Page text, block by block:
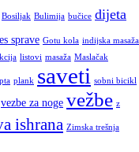
Bosiljak Bulimija bučice dijeta
sprave Gotu kola indijska masaža
listovi masaža Maslačak
plank saveti sobni bicikl
vezbe za noge vežbe z
ishrana Zimska trešnja